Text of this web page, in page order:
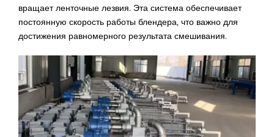
вращает ленточные лезвия. Эта система обеспечивает
постоянную скорость работы блендера, что важно для
достижения равномерного результата смешивания.